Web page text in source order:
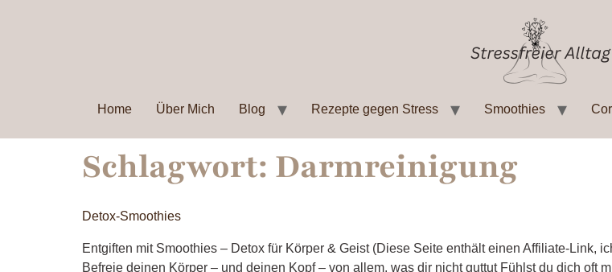
Home Über Mich Blog Rezepte gegen Stress Smoothies
Schlagwort: Darmreinigung
Detox-Smoothies
Entgiften mit Smoothies – Detox für Körper & Geist (Diese Seite enthält einen Affiliate-Link,
Befreie deinen Körper – und deinen Kopf – von allem, was dir nicht guttut Fühlst du dich oft